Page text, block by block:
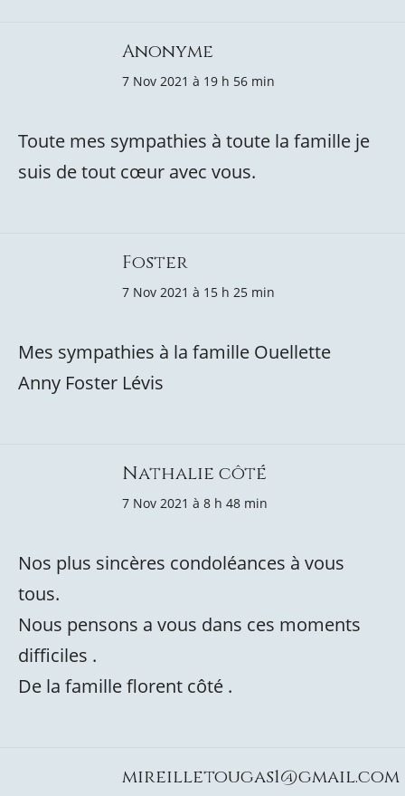
Anonyme
7 Nov 2021 à 19 h 56 min
Toute mes sympathies à toute la famille je
suis de tout cœur avec vous.
Foster
7 Nov 2021 à 15 h 25 min
Mes sympathies à la famille Ouellette
Anny Foster Lévis
Nathalie côté
7 Nov 2021 à 8 h 48 min
Nos plus sincères condoléances à vous
tous.
Nous pensons a vous dans ces moments
difficiles .
De la famille florent côté .
mireilletougas1@gmail.com